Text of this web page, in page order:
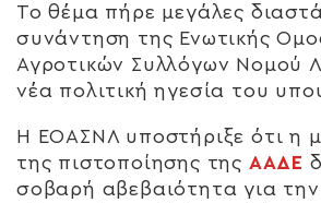
Το θέμα πήρε μεγάλες
συνάντηση της Ενωτικής
Αγροτικών Συλλόγων Νομού
νέα πολιτική ηγεσία του
Η ΕΟΑΣΝΛ υποστήριξε ότι η
της πιστοποίησης της ΑΑΔΕ
σοβαρή αβεβαιότητα για